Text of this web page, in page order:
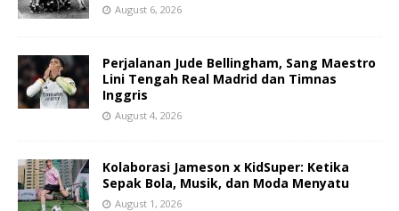
August 6, 2026
Perjalanan Jude Bellingham, Sang Maestro
Lini Tengah Real Madrid dan Timnas
Inggris
August 4, 2026
Kolaborasi Jameson x KidSuper: Ketika
Sepak Bola, Musik, dan Moda Menyatu
August 1, 2026